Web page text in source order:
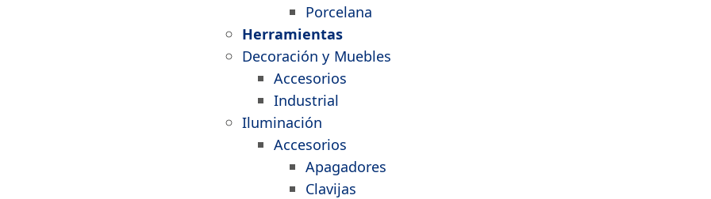
Porcelana
Herramientas
Decoración y Muebles
Accesorios
Industrial
Iluminación
Accesorios
Apagadores
Clavijas